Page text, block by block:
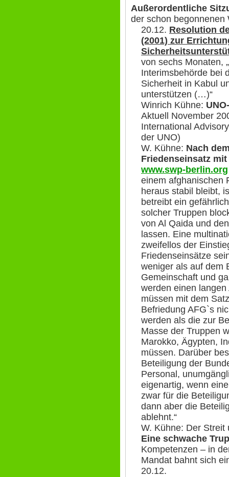
Außerordentliche
der schon begonnenen
20.12. Resolution
(2001) zur
von sechs Monaten,
Interimsbehörde bei
Sicherheit in Kabul
unterstützen (…)“
Winrich Kühne:
Aktuell November
International
der UNO)
W. Kühne: Nach
Friedenseinsatz
www.swp-berlin.org
einem afghanischen
heraus stabil bleibt,
betreibt ein
solcher Truppen
von Al Qaida und
lassen. Eine
zweifellos der
Friedenseinsätze
weniger als auf dem
Gemeinschaft und
werden einen
müssen mit dem
Befriedung AFG`s
werden als die zur
Masse der Truppen
Marokko, Ägypten,
müssen. Darüber
Beteiligung der
Personal,
eigenartig, wenn
zwar für die
dann aber die
ablehnt.“
W. Kühne: Der
Eine schwache
Kompetenzen – in
Mandat bahnt sich
20.12.